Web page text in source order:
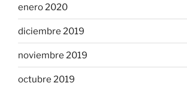
enero 2020
diciembre 2019
noviembre 2019
octubre 2019